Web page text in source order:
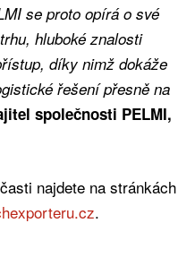
se proto opírá o své
hluboké znalosti
díky nimž dokáže
řešení přesně na
společnosti PELMI,
najdete na stránkách
.